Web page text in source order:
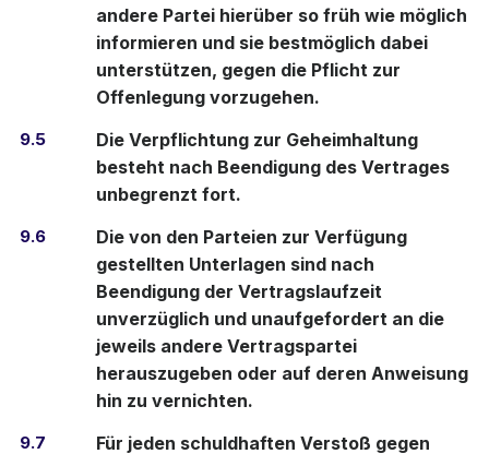
andere Partei hierüber so früh wie möglich
informieren und sie bestmöglich dabei
unterstützen, gegen die Pflicht zur
Offenlegung vorzugehen.
9.5
Die Verpflichtung zur Geheimhaltung
besteht nach Beendigung des Vertrages
unbegrenzt fort.
9.6
Die von den Parteien zur Verfügung
gestellten Unterlagen sind nach
Beendigung der Vertragslaufzeit
unverzüglich und unaufgefordert an die
jeweils andere Vertragspartei
herauszugeben oder auf deren Anweisung
hin zu vernichten.
9.7
Für jeden schuldhaften Verstoß gegen